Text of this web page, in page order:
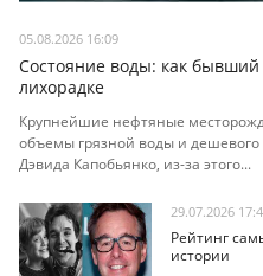
05.08.2026 16:09
Состояние воды: как
лихорадке
Крупнейшие нефтяные
объемы грязной воды и
Дэвида Капобьянко, из-за этого...
29.07.2026
Рейтинг
истории